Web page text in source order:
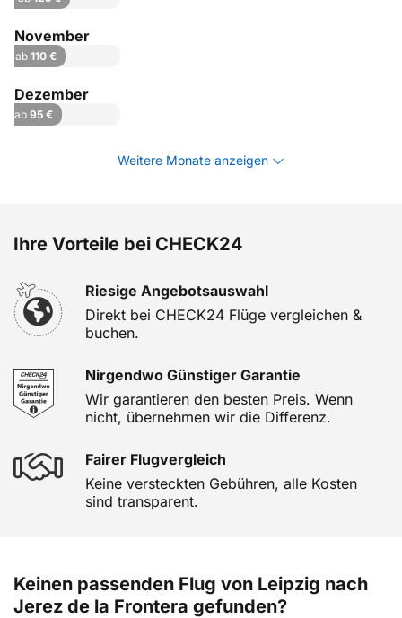
November
ab 110 €
Dezember
ab 95 €
Weitere Monate anzeigen
Ihre Vorteile bei CHECK24
Riesige Angebotsauswahl
Direkt bei CHECK24 Flüge vergleichen &
buchen.
Nirgendwo Günstiger Garantie
Wir garantieren den besten Preis. Wenn
nicht, übernehmen wir die Differenz.
Fairer Flugvergleich
Keine versteckten Gebühren, alle Kosten
sind transparent.
Keinen passenden Flug von Leipzig nach
Jerez de la Frontera gefunden?